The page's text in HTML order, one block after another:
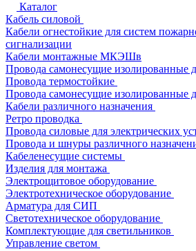
Каталог
Кабель силовой
Кабели огнестойкие для систем
сигнализации
Кабели монтажные МКЭШв
Провода самонесущие
Провода термостойкие
Провода самонесущие
Кабели различного назначения
Ретро проводка
Провода силовые для электрических
Провода и шнуры различного
Кабеленесущие системы
Изделия для монтажа
Электрощитовое оборудование
Электротехническое оборудование
Арматура для СИП
Светотехническое оборудование
Комплектующие для светильников
Управление светом